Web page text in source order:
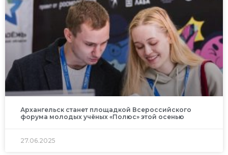
Архангельск станет площадкой Всероссийского
форума молодых учёных «Полюс» этой осенью
27.06.2025